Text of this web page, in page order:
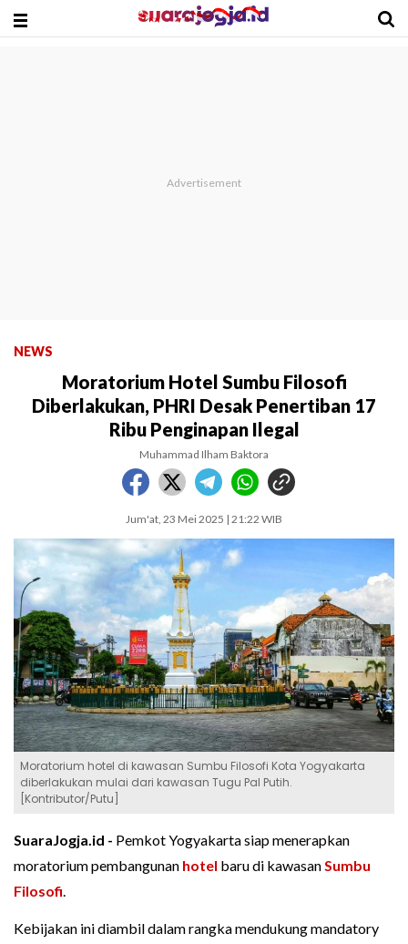
NEWS
Moratorium Hotel Sumbu Filosofi
Diberlakukan, PHRI Desak Penertiban 17
Ribu Penginapan Ilegal
Muhammad Ilham Baktora
Jum'at, 23 Mei 2025 | 21:22 WIB
Moratorium hotel di kawasan Sumbu Filosofi Kota Yogyakarta
diberlakukan mulai dari kawasan Tugu Pal Putih.
[Kontributor/Putu]
SuaraJogja.id - Pemkot Yogyakarta siap menerapkan
moratorium pembangunan hotel baru di kawasanSumbu
Filosofi.
Kebijakan ini diambil dalam rangka mendukung mandatory